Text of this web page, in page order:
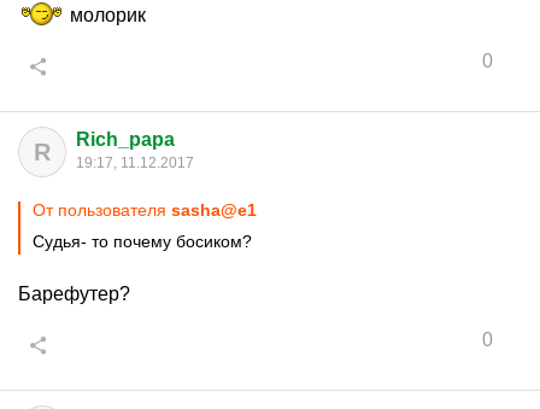
молорик
0
R Rich_papa
19:17, 11.12.2017
От пользователя sasha@e1
Судья- то почему босиком?
Барефутер?
0